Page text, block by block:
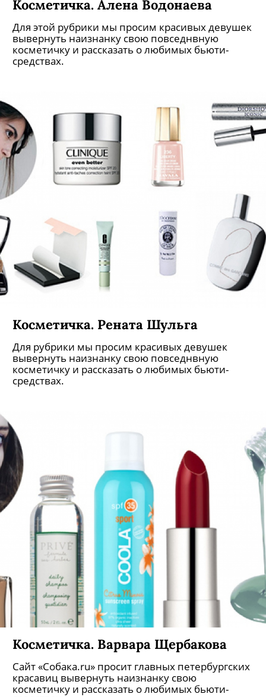
Косметичка. Алена Водонаева
Для этой рубрики мы просим красивых девушек
вывернуть наизнанку свою повседнвную
косметичку и рассказать о любимых бьюти-
средствах.
Косметичка. Рената Шульга
Для рубрики мы просим красивых девушек
вывернуть наизнанку свою повседнвную
косметичку и рассказать о любимых бьюти-
средствах.
Косметичка. Варвара Щербакова
Сайт «Собака.ru» просит главных петербургских
красавиц вывернуть наизнанку свою
косметичку и рассказать о любимых бьюти-